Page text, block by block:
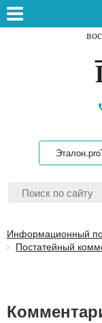
Информационный
Постатейный